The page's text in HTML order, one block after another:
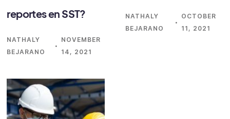
reportes en SST?
NATHALY
BEJARANO
·
NOVEMBER
14, 2021
NATHALY
BEJARANO
·
OCTOBER
11, 2021